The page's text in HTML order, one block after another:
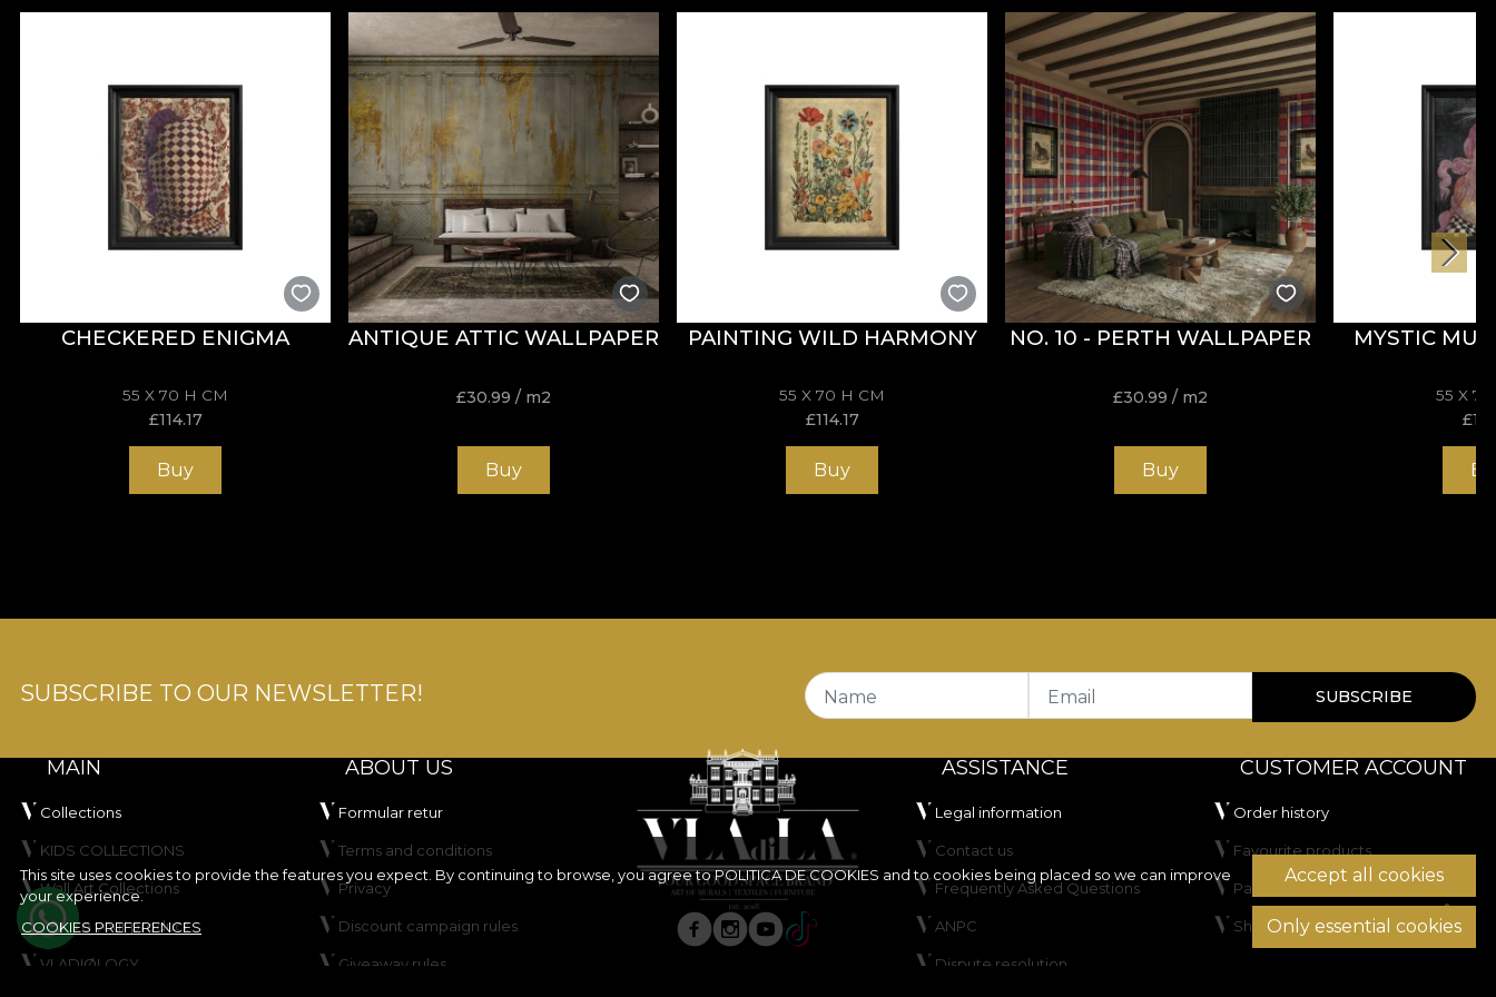
CHECKERED ENIGMA
55 X 70 H CM
£114.17
Buy
ANTIQUE ATTIC WALLPAPER
£30.99 / m2
Buy
PAINTING WILD HARMONY
55 X 70 H CM
£114.17
Buy
NO. 10 - PERTH WALLPAPER
£30.99 / m2
Buy
MYSTIC
55 X
£
This site uses cookies to provide the features you expect. By continuing to browse, you agree toPOLITICA DE COOKIES and to cookies being placed so we can improve
your experience.
COOKIES PREFERENCES
Accept all cookies
Only essential cookies
SUBSCRIBE TO OUR NEWSLETTER! Name Email SUBSCRIBE
MAIN
Collections
KIDS COLLECTIONS
Wall Art Collections
Create your product
VLADIØLOGY
ABOUT US
Formular retur
Terms and conditions
Privacy
Discount campaign rules
Giveaway rules
ASSISTANCE
Legal information
Contact us
Frequently Asked Questions
ANPC
Dispute resolution
CUSTOMER ACCOUNT
Order history
Favourite products
Payment methods
Shipping & Returns